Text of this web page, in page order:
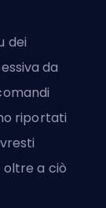
dei
da
riportati
oltre a ciò